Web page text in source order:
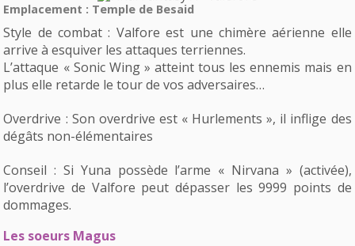
Emplacement : Temple de Besaid
Style de combat : Valfore est une chimère aérienne elle
arrive à esquiver les attaques terriennes.
L’attaque « Sonic Wing » atteint tous les ennemis mais en
plus elle retarde le tour de vos adversaires…
Overdrive : Son overdrive est « Hurlements », il inflige des
dégâts non-élémentaires
Conseil : Si Yuna possède l’arme « Nirvana » (activée),
l’overdrive de Valfore peut dépasser les 9999 points de
dommages.
Les soeurs Magus